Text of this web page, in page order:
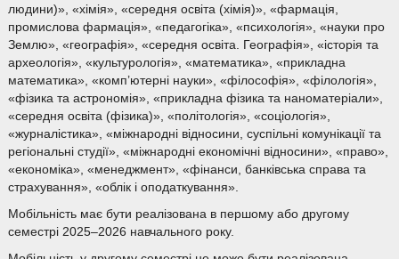
людини)», «хімія», «середня освіта (хімія)», «фармація,
промислова фармація», «педагогіка», «психологія», «науки про
Землю», «географія», «середня освіта. Географія», «історія та
археологія», «культурологія», «математика», «прикладна
математика», «комп’ютерні науки», «філософія», «філологія»,
«фізика та астрономія», «прикладна фізика та наноматеріали»,
«середня освіта (фізика)», «політологія», «соціологія»,
«журналістика», «міжнародні відносини, суспільні комунікації та
регіональні студії», «міжнародні економічні відносини», «право»,
«економіка», «менеджмент», «фінанси, банківська справа та
страхування», «облік і оподаткування».
Мобільність має бути реалізована в першому або другому
семестрі 2025–2026 навчального року.